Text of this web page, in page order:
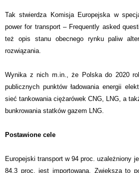
Tak stwierdza Komisja Europejska w
power for transport – Frequently asked
też opis stanu obecnego rynku paliw
rozwiązania.
Wynika z nich m.in., że Polska do 2020
publicznych punktów ładowania energii
sieć tankowania ciężarówek CNG, LNG, a
bunkrowania statków gazem LNG.
Postawione cele
Europejski transport w 94 proc. uzależniony
84,3 proc. jest importowana. Zwiększa to